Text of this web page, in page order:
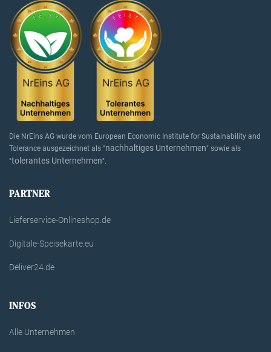
Die NrEins AG wurde vom European Economic Institute for Sustainability and
Tolerance ausgezeichnet als "nachhaltiges Unternehmen" sowie als
"tolerantes Unternehmen".
PARTNER
Lieferservice-Onlineshop.de
Digitale-Speisekarte.eu
Deliver24.de
INFOS
Alle Unternehmen